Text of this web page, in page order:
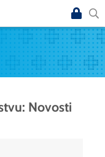
Novosti